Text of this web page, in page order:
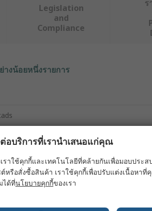
Legislation
and
Compliance
ร
งน้อยหนึ่งรายการ
Yellow
อบริการที่เรานำเสนอแก่คุณ
ราใช้คุกกี้และเทคโนโลยีที่คล้ายกันเพื่อมอบประ
หรือสั่งซื้อสินค้า เราใช้คุกกี้เพื่อปรับแต่งเนื้อห
ได้ที่นโยบายคุกกี้ของเรา